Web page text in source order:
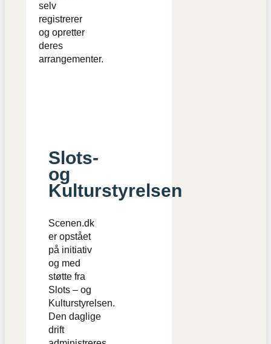
selv
registrerer
og opretter
deres
arrangementer.
Slots-
og
Kulturstyrelsen
Scenen.dk
er opstået
på initiativ
og med
støtte fra
Slots – og
Kulturstyrelsen.
Den daglige
drift